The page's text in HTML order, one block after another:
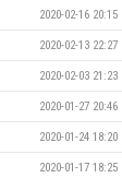
2020-02-16 20:15
2020-02-13 22:27
2020-02-03 21:23
2020-01-27 20:46
2020-01-24 18:20
2020-01-17 18:25